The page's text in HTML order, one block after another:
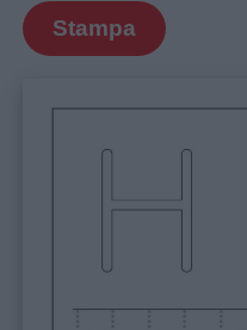
giornate
Giochi
Stampa